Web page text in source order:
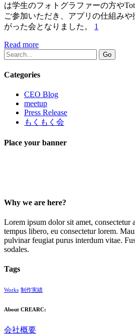
は学生のフォトグラファーの方や
ご参加いただき、アプリの仕組み
がった会となりました。 1
Read more
Search
for:
Go
Categories
CEO Blog
meetup
Press Release
もくもく会
Place your banner
Why we are here?
Lorem ipsum dolor sit amet, consectetur
tempus libero, eu consectetur lorem.
pulvinar feugiat purus interdum vitae.
sodales.
Tags
Works 制作実績
About CREARC:
会社概要